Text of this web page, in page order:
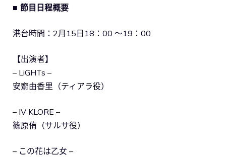
■ 節目日程概要
港台時間：2月15日18：00 ～19：00
【出演者】
– LiGHTs –
安齋由香里（ティアラ役）
– IV KLORE –
篠原侑（サルサ役）
– この花は乙女 –